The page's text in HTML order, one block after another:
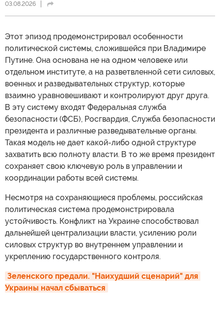
03.08.2026
Этот эпизод продемонстрировал особенности
политической системы, сложившейся при Владимире
Путине. Она основана не на одном человеке или
отдельном институте, а на разветвленной сети силовых,
военных и разведывательных структур, которые
взаимно уравновешивают и контролируют друг друга.
В эту систему входят Федеральная служба
безопасности (ФСБ), Росгвардия, Служба безопасности
президента и различные разведывательные органы.
Такая модель не дает какой-либо одной структуре
захватить всю полноту власти. В то же время президент
сохраняет свою ключевую роль в управлении и
координации работы всей системы.
Несмотря на сохраняющиеся проблемы, российская
политическая система продемонстрировала
устойчивость. Конфликт на Украине способствовал
дальнейшей централизации власти, усилению роли
силовых структур во внутреннем управлении и
укреплению государственного контроля.
Зеленского предали. "Наихудший сценарий" для
Украины начал сбываться